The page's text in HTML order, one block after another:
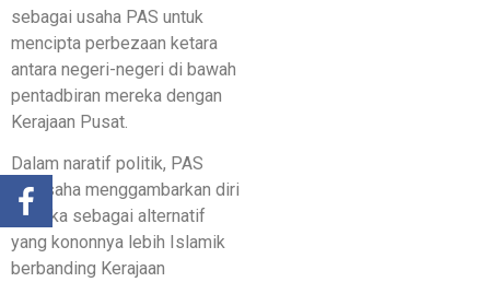
sebagai usaha PAS untuk
mencipta perbezaan ketara
antara negeri-negeri di bawah
pentadbiran mereka dengan
Kerajaan Pusat.
Dalam naratif politik, PAS
berusaha menggambarkan diri
mereka sebagai alternatif
yang kononnya lebih Islamik
berbanding Kerajaan